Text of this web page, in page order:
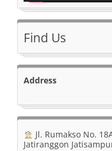
Find Us
Address
Jl. Rumakso No.
Jatiranggon